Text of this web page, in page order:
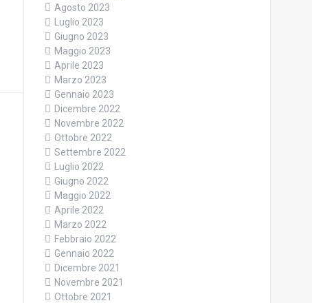
Agosto 2023
Luglio 2023
Giugno 2023
Maggio 2023
Aprile 2023
Marzo 2023
Gennaio 2023
Dicembre 2022
Novembre 2022
Ottobre 2022
Settembre 2022
Luglio 2022
Giugno 2022
Maggio 2022
Aprile 2022
Marzo 2022
Febbraio 2022
Gennaio 2022
Dicembre 2021
Novembre 2021
Ottobre 2021